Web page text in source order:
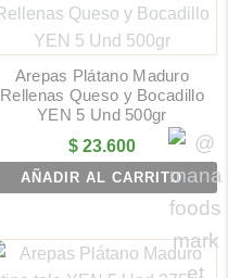
Arepas Plátano Maduro
Rellenas Queso y Bocadillo
YEN 5 Und 500gr
$23.600
AÑADIR AL CARRITO